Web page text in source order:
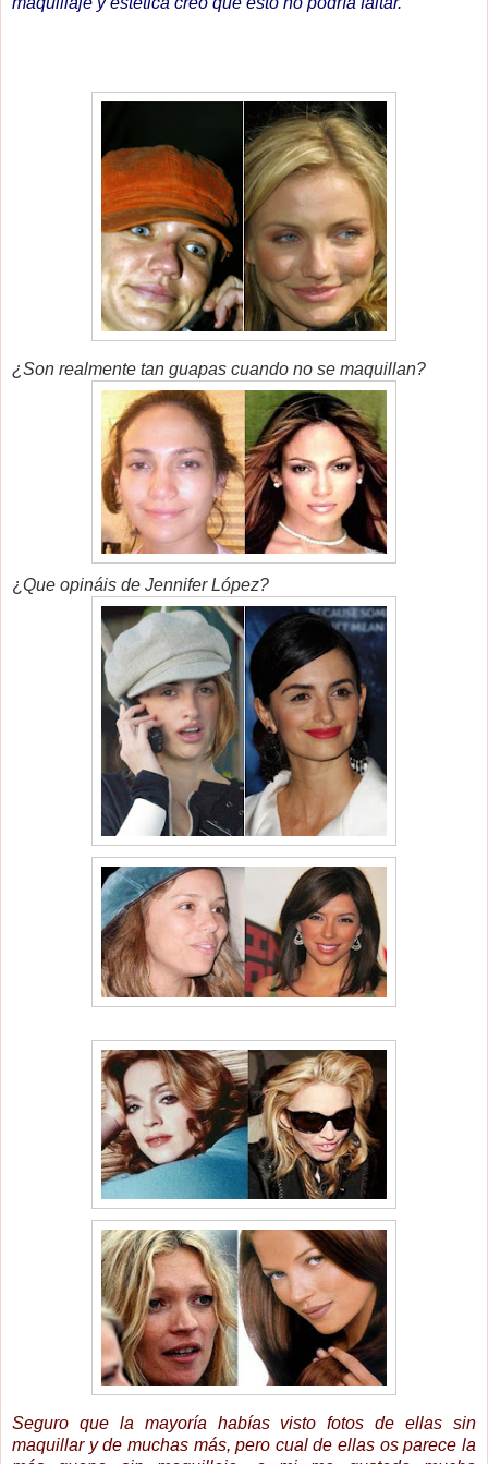
¿Son realmente tan guapas cuando no se maquillan?
¿ Que opináis de Jennifer López?
Seguro que la mayoría habías visto fotos de ellas sin
maquillar y de muchas más, pero cual de ellas os parece la